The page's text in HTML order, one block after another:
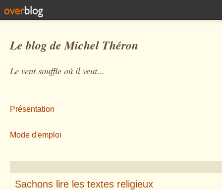
Le blog de Michel Théron
Le vent souffle où il veut...
Présentation
Mode d'emploi
Sachons lire les textes religieux